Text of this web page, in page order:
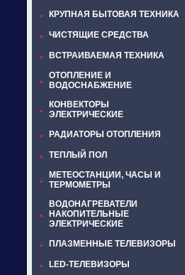
КРУПНАЯ БЫТОВАЯ ТЕХНИКА
ЧИСТЯЩИЕ СРЕДСТВА
ВСТРАИВАЕМАЯ ТЕХНИКА
ОТОПЛЕНИЕ И
ВОДОСНАБЖЕНИЕ
КОНВЕКТОРЫ
ЭЛЕКТРИЧЕСКИЕ
РАДИАТОРЫ ОТОПЛЕНИЯ
ТЕПЛЫЙ ПОЛ
МЕТЕОСТАНЦИИ, ЧАСЫ И
ТЕРМОМЕТРЫ
ВОДОНАГРЕВАТЕЛИ
НАКОПИТЕЛЬНЫЕ
ЭЛЕКТРИЧЕСКИЕ
ПЛАЗМЕННЫЕ ТЕЛЕВИЗОРЫ
LED-ТЕЛЕВИЗОРЫ